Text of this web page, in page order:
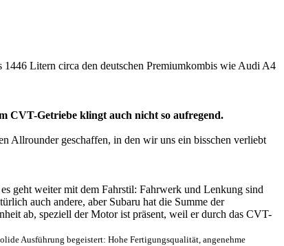
Litern circa den deutschen Premiumkombis wie Audi A4
CVT-Getriebe klingt auch nicht so aufregend.
Allrounder geschaffen, in den wir uns ein bisschen verliebt
geht weiter mit dem Fahrstil: Fahrwerk und Lenkung sind
auch andere, aber Subaru hat die Summe der
ab, speziell der Motor ist präsent, weil er durch das CVT-
Ausführung begeistert: Hohe Fertigungsqualität, angenehme